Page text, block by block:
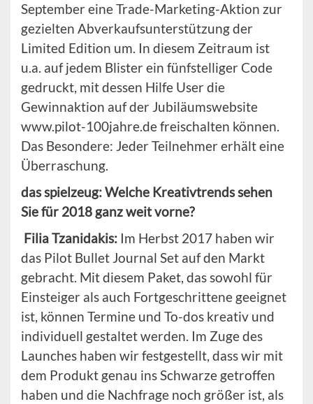
September eine Trade-Marketing-Aktion zur
gezielten Abverkaufsunterstützung der
Limited Edition um. In diesem Zeitraum ist
u.a. auf jedem Blister ein fünfstelliger Code
gedruckt, mit dessen Hilfe User die
Gewinnaktion auf der Jubiläumswebsite
www.pilot-100jahre.de freischalten können.
Das Besondere: Jeder Teilnehmer erhält eine
Überraschung.
das spielzeug: Welche Kreativtrends sehen
Sie für 2018 ganz weit vorne?
FiliaTzanidakis: Im Herbst 2017 haben wir
das Pilot Bullet Journal Set auf den Markt
gebracht. Mit diesem Paket, das sowohl für
Einsteiger als auch Fortgeschrittene geeignet
ist, können Termine und To-dos kreativ und
individuell gestaltet werden. Im Zuge des
Launches haben wir festgestellt, dass wir mit
dem Produkt genau ins Schwarze getroffen
haben und die Nachfrage noch größer ist, als